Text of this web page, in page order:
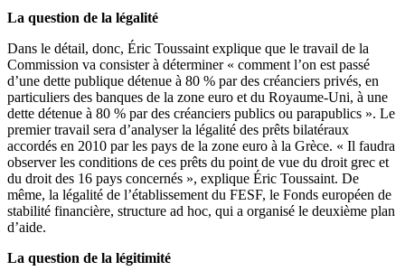
La question de la légalité
Dans le détail, donc, Éric Toussaint explique que le travail de la
Commission va consister à déterminer « comment l’on est passé
d’une dette publique détenue à 80 % par des créanciers privés, en
particuliers des banques de la zone euro et du Royaume-Uni, à une
dette détenue à 80 % par des créanciers publics ou parapublics ». Le
premier travail sera d’analyser la légalité des prêts bilatéraux
accordés en 2010 par les pays de la zone euro à la Grèce. « Il faudra
observer les conditions de ces prêts du point de vue du droit grec et
du droit des 16 pays concernés », explique Éric Toussaint. De
même, la légalité de l’établissement du FESF, le Fonds européen de
stabilité financière, structure ad hoc, qui a organisé le deuxième plan
d’aide.
La question de la légitimité